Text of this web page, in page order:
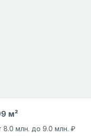
м²
8.0 млн. до 9.0 млн. ₽